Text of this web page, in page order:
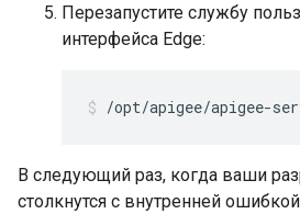
Перезапустите службу
интерфейса Edge:
/opt/apigee/apigee-
В следующий раз, когда ваши
столкнутся с внутренней